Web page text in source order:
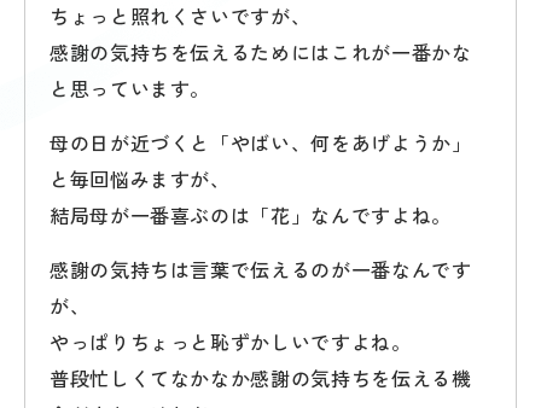
ちょっと照れくさいですが、
感謝の気持ちを伝えるためにはこれが一番かな
と思っています。
母の日が近づくと「やばい、何をあげようか」
と毎回悩みますが、
結局母が一番喜ぶのは「花」なんですよね。
感謝の気持ちは言葉で伝えるのが一番なんです
が、
やっぱりちょっと恥ずかしいですよね。
普段忙しくてなかなか感謝の気持ちを伝える機